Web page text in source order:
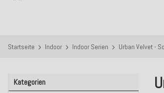
Startseite Indoor Indoor Serien Urban Velvet -
Kategorien